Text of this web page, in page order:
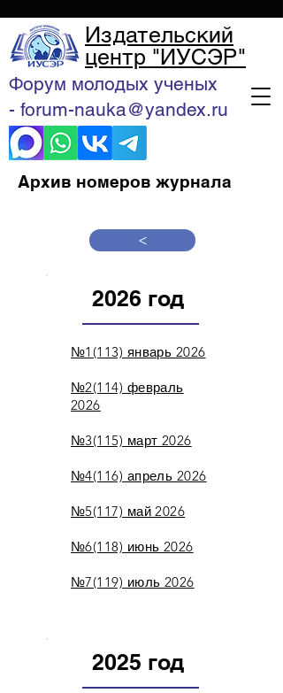
Издательский
центр "ИУСЭР"
Форум молодых ученых
- forum-nauka@yandex.ru
Архив номеров журнала
>
2026 год
№1(113) январь 2026
№2(114) февраль
2026
№3(115) март 2026
№4(116) апрель 2026
№5(117) май 2026
№6(118) июнь 2026
№7(119) июль 2026
2025 год